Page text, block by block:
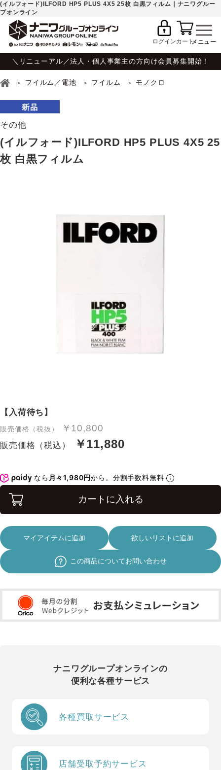
(イルフォード)ILFORD HP5 PLUS 4X5 25枚 白黒フィルム｜ナニワグルー
プオンライン
ログインカート
＼リニューアル／法人・個人事業主の方向け会員募集開始！
フイルム／電池 フイルム モノクロ
その他
(イルフォード)ILFORD HP5 PLUS 4X5 25
枚 白黒フィルム
【入荷待ち】
販売価格（税抜） ￥10,800
販売価格（税込） ￥11,880
なら 月々1,980円から。分割手数料無料
カートに入れる
マイアイテムに追加 欲しいリストに追加
この商品についてお問い合わせ
ナニワグループオンラインの
便利な各種サービス
各種買取サービス
店舗受取予約サービス